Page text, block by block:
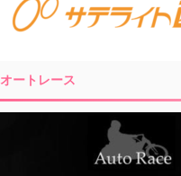
オートレース